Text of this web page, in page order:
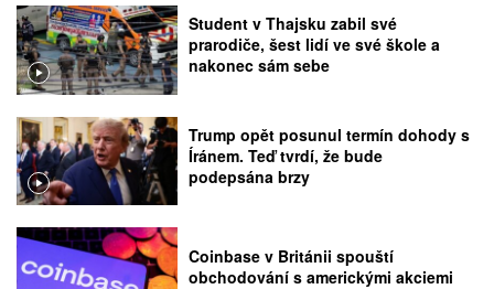
Student v Thajsku zabil své
prarodiče, šest lidí ve své škole a
nakonec sám sebe
Trump opět posunul termín dohody s
Íránem. Teď tvrdí, že bude
podepsána brzy
Coinbase v Británii spouští
obchodování s americkými akciemi